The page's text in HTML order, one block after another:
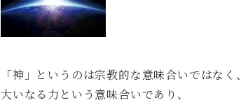
「神」というのは宗教的な意味合いではなく、
大いなる力という意味合いであり、